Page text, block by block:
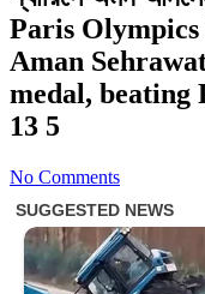
Paris
Aman
medal, beating
13 5
No Comments